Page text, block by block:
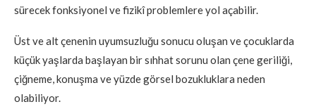
sürecek fonksiyonel ve fizikî problemlere yol açabilir.
Üst ve alt çenenin uyumsuzluğu sonucu oluşan ve çocuklarda
küçük yaşlarda başlayan bir sıhhat sorunu olan çene geriliği,
çiğneme, konuşma ve yüzde görsel bozukluklara neden
olabiliyor.